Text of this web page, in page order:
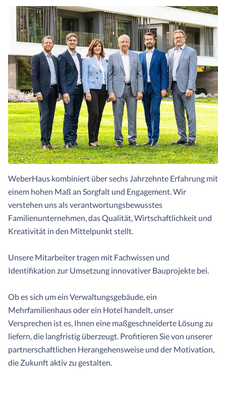
WeberHaus kombiniert über sechs Jahrzehnte Erfahrung mit
einem hohen Maß an Sorgfalt und Engagement. Wir
verstehen uns als verantwortungsbewusstes
Familienunternehmen, das Qualität, Wirtschaftlichkeit und
Kreativität in den Mittelpunkt stellt.
Unsere Mitarbeiter tragen mit Fachwissen und
Identifikation zur Umsetzung innovativer Bauprojekte bei.
Ob es sich um ein Verwaltungsgebäude, ein
Mehrfamilienhaus oder ein Hotel handelt, unser
Versprechen ist es, Ihnen eine maßgeschneiderte Lösung zu
liefern, die langfristig überzeugt. Profitieren Sie von unserer
partnerschaftlichen Herangehensweise und der Motivation,
die Zukunft aktiv zu gestalten.